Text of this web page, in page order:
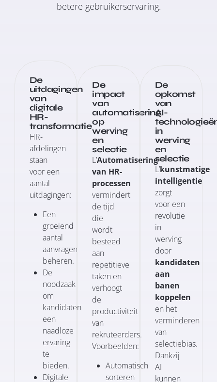
betere gebruikerservaring.
De
uitdagingen
van
digitale
HR-
transformatie
HR-
afdelingen
staan
voor een
aantal
uitdagingen:
Een
groeiend
aantal
aanvragen
beheren.
De
noodzaak
om
kandidaten
een
naadloze
ervaring
te
bieden.
Digitale
De
impact
van
automatisering
op
werving
en
selectie
L’Automatisering
van HR-
processen
vermindert
de tijd
die
wordt
besteed
aan
repetitieve
taken en
verhoogt
de
productiviteit
van
rekruteerders.
Voorbeelden:
Automatisch
sorteren
De
opkomst
van
AI-
in
werving
en
selectie
L’kunstmatige
intelligentie
zorgt
voor een
revolutie
in
werving
door
kandidaten
aan
banen
koppelen
en het
verminderen
van
selectiebias.
Dankzij
AI
kunnen